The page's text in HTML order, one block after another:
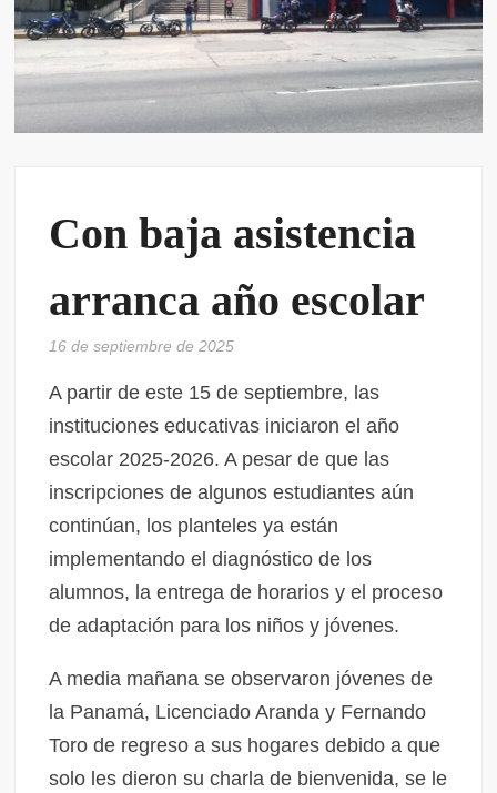
Con baja asistencia
arranca año escolar
16 de septiembre de 2025
A partir de este 15 de septiembre, las
instituciones educativas iniciaron el año
escolar 2025-2026. A pesar de que las
inscripciones de algunos estudiantes aún
continúan, los planteles ya están
implementando el diagnóstico de los
alumnos, la entrega de horarios y el proceso
de adaptación para los niños y jóvenes.
A media mañana se observaron jóvenes de
la Panamá, Licenciado Aranda y Fernando
Toro de regreso a sus hogares debido a que
solo les dieron su charla de bienvenida, se le